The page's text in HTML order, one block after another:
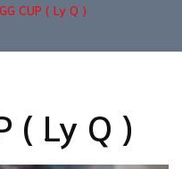
CUP ( Ly Q )
( Ly Q )